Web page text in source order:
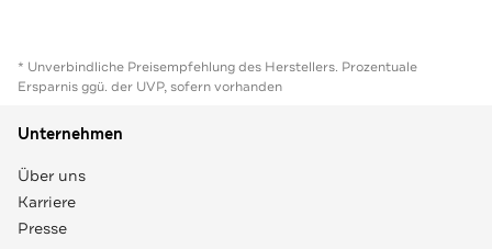
* Unverbindliche Preisempfehlung des Herstellers. Prozentuale
Ersparnis ggü. der UVP, sofern vorhanden
Unternehmen
Über uns
Karriere
Presse